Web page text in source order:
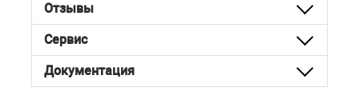
Отзывы
Сервис
Документация